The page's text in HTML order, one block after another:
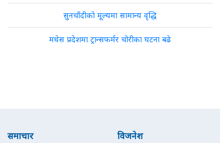
सुनचाँदीको मूल्यमा सामान्य वृद्धि
मधेस प्रदेशमा ट्रान्सफर्मर चोरीका घटना बढे
समाचार विजनेश